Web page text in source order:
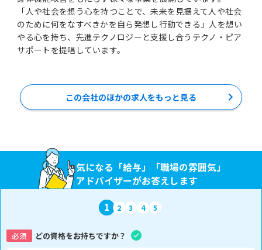
「人や社会を想う心を持つことで、未来を見据えて人や社会
のために何をなすべきかを自ら発想し行動できる」人を想い
やる心を持ち、先進テクノロジーと支援し合うテクノ・ピア
サポートを提唱しています。
この会社のほかの求人をもっと見る
気になる「給与」「職場の雰囲気」
アドバイザーがお答えします
1 2 3 4 5
必須 どの資格をお持ちですか？